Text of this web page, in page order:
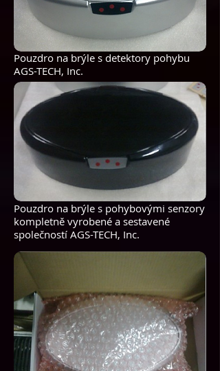
Pouzdro na brýle s detektory pohybu
AGS-TECH, Inc.
Pouzdro na brýle s pohybovými senzory
kompletně vyrobené a sestavené
společností AGS-TECH, Inc.